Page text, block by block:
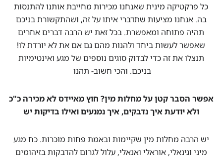
כל פרקטיקה מינית שאנחנו מכירות מחייבת אותנו להתנסות
בה. אנחנו מציעות שתדברי איתו על זה, ושהתקשורת בניכם
תהיה פתוחה ומאפשרת. בכל זאת יש הרבה דברים אחרים
שאפשר לעשות ביחד ולהנות מהם גם אם את לא יורדת לו!
תנצלו את זה כדי לבדוק סוגים נוספים של מגע ואינטימיות
בניכם. והכי חשוב- תהנו
אפשר הסבר קטן על מחלות מין? חוץ מאיידס לא מכירה כ"כ
ולא יודעת איך נדבקים, איך נמנעים ואילו בדיקות יש
יש הרבה מחלות מין שקיימות ובאמת פחות מוכרות. כח מגע
מיני וגינאלי, אוראלי ואנאלי, עלול לגרום להדבקות בזיהומים